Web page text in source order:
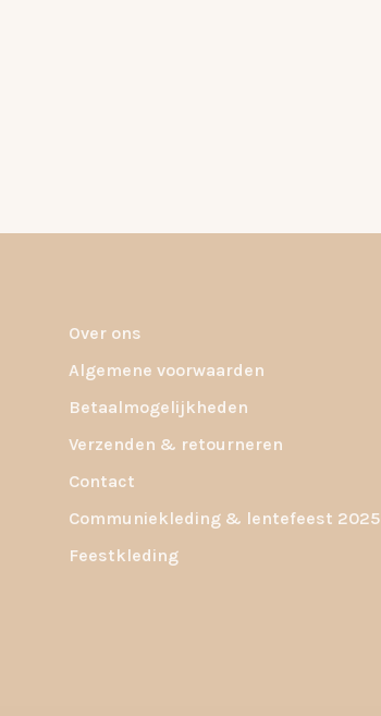
Over ons
Algemene voorwaarden
Betaalmogelijkheden
Verzenden & retourneren
Contact
Communiekleding & lentefeest 2025
Feestkleding